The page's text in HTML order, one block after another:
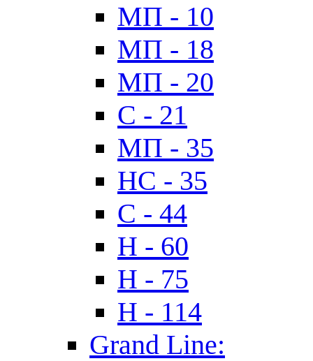
МП - 10
МП - 18
МП - 20
C - 21
МП - 35
HC - 35
C - 44
H - 60
H - 75
H - 114
Grand Line: